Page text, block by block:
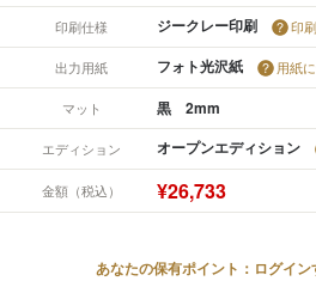
印刷仕様 ジークレー印刷 印
出力用紙 フォト光沢紙 用紙
マット 黒 2mm
エディション オープンエディション
金額（税込） ¥26,733
あなたの保有ポイント：ログイ